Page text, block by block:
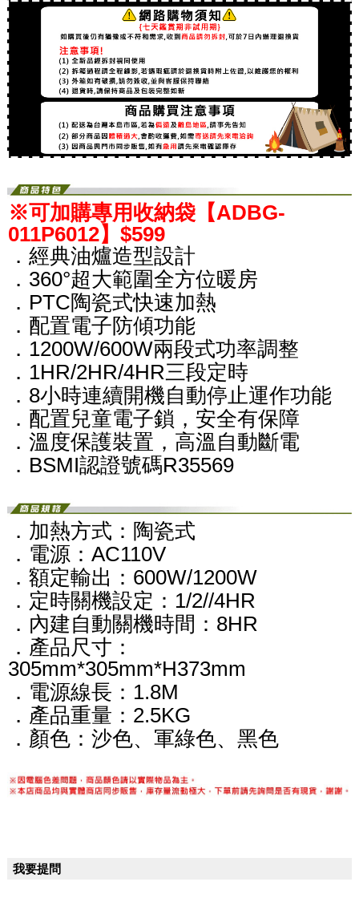
※可加購專用收納袋【ADBG-
011P6012】$599
．經典油爐造型設計
．360°超大範圍全方位暖房
．PTC陶瓷式快速加熱
．配置電子防傾功能
．1200W/600W兩段式功率調整
．1HR/2HR/4HR三段定時
．8小時連續開機自動停止運作功能
．配置兒童電子鎖，安全有保障
．溫度保護裝置，高溫自動斷電
．BSMI認證號碼R35569
．加熱方式：陶瓷式
．電源：AC110V
．額定輸出：600W/1200W
．定時關機設定：1/2//4HR
．內建自動關機時間：8HR
．產品尺寸：
305mm*305mm*H373mm
．電源線長：1.8M
．產品重量：2.5KG
．顏色：沙色、軍綠色、黑色
我要提問